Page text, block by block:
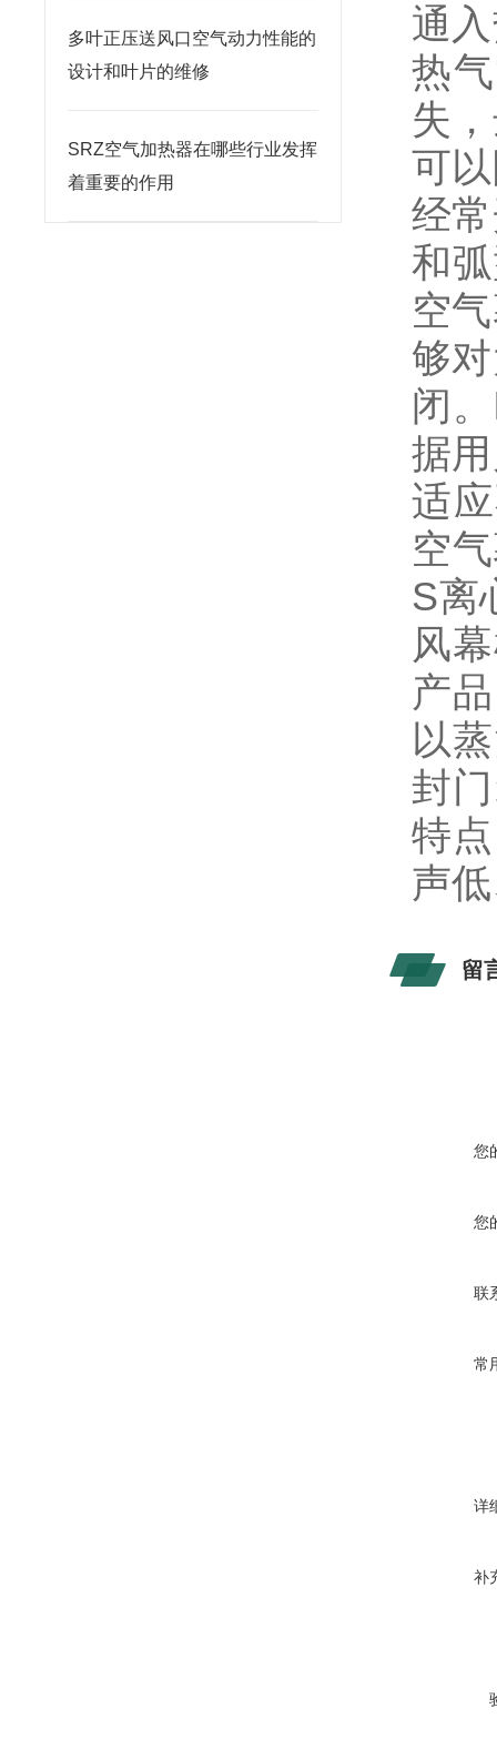
多叶正压送风口空气动力性能的
设计和叶片的维修
SRZ空气加热器在哪些行业发挥
着重要的作用
通
热
失
可
经
和
空
够
闭。
据
适
空
S离
风
产
以
封
特
声
留
您
您
联
常
详
补